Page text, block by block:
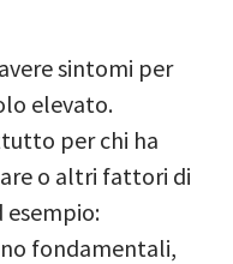
sintomi per
elevato.
per chi ha
o altri fattori di
esempio:
fondamentali,